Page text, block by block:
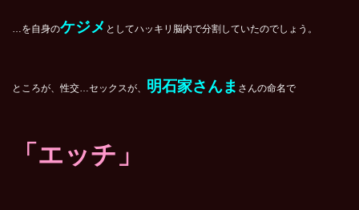
…を自身のケジメ としてハッキリ脳内で分割していたのでしょう。
ところが、性交…セックスが、 明石家さんま さんの命名で
「エッチ」